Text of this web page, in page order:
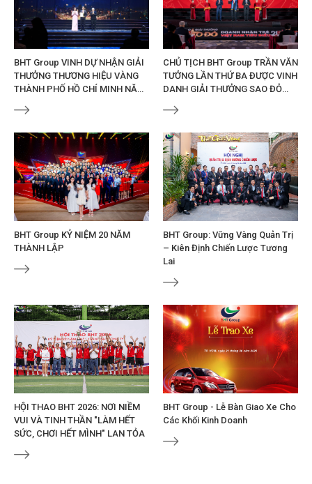
BHT Group VINH DỰ NHẬN GIẢI
THƯỞNG THƯƠNG HIỆU VÀNG
THÀNH PHỐ HỒ CHÍ MINH NĂM
CHỦ TỊCH BHT Group TRẦN VĂN
TƯỞNG LẦN THỨ BA ĐƯỢC VINH
DANH GIẢI THƯỞNG SAO ĐỎ
BHT Group KỶ NIỆM 20 NĂM
THÀNH LẬP
BHT Group: Vững Vàng Quản Trị
– Kiên Định Chiến Lược Tương
Lai
HỘI THAO BHT 2026: NƠI NIỀM
VUI VÀ TINH THẦN "LÀM HẾT
SỨC, CHƠI HẾT MÌNH" LAN TỎA
BHT Group - Lễ Bàn Giao Xe Cho
Các Khối Kinh Doanh